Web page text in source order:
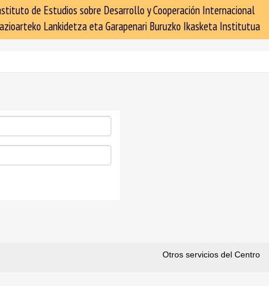
de Estudios sobre Desarrollo y Cooperación Internacional
Lankidetza eta Garapenari Buruzko Ikasketa Institutua
Otros servicios del Centro